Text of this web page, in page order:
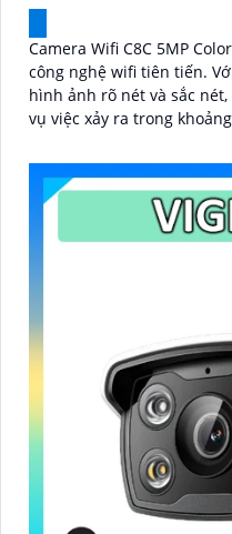
Camera Wifi C8C 5MP
công nghệ wifi tiên tiến. Với độ phân giải 5MP, camera này cung cấp
hình ảnh rõ nét và sắc
vụ việc xảy ra trong